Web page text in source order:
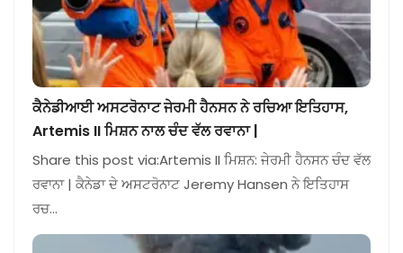
ਕੈਨੇਡੀਆਈ ਅਸਟਰੋਨਾਟ ਜੇਰਮੀ ਹੈਨਸਨ ਨੇ ਰਚਿਆ ਇਤਿਹਾਸ,
Artemis II ਮਿਸ਼ਨ ਨਾਲ ਚੰਦ ਵੱਲ ਰਵਾਨਾ |
Share this post via:Artemis II ਮਿਸ਼ਨ: ਜੇਰਮੀ ਹੈਨਸਨ ਚੰਦ ਵੱਲ
ਰਵਾਨਾ | ਕੈਨੇਡਾ ਦੇ ਅਸਟਰੋਨਾਟ Jeremy Hansen ਨੇ ਇਤਿਹਾਸ
ਰਚ…